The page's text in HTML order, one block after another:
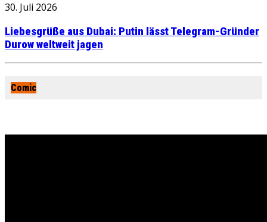
30. Juli 2026
Liebesgrüße aus Dubai: Putin lässt Telegram-Gründer
Durow weltweit jagen
Comic